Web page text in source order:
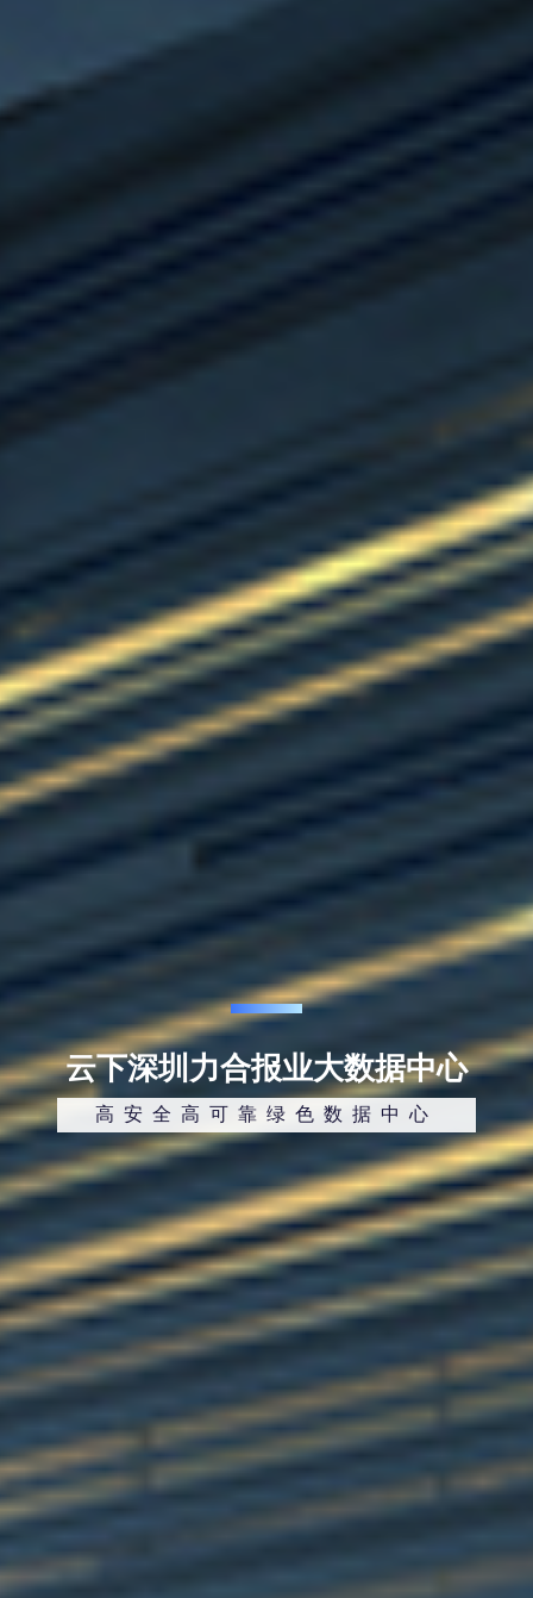
云下深圳力合报业大数据中心
高安全高可靠绿色数据中心